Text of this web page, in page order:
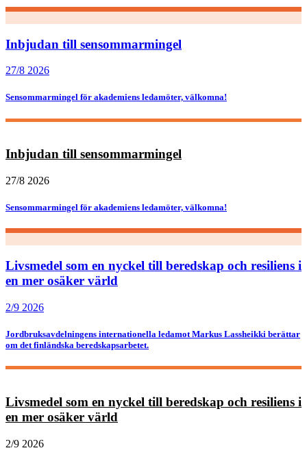
Inbjudan till sensommarmingel
27/8 2026
Sensommarmingel för akademiens ledamöter, välkomna!
Inbjudan till sensommarmingel
27/8 2026
Sensommarmingel för akademiens ledamöter, välkomna!
Livsmedel som en nyckel till beredskap och resiliens i
en mer osäker värld
2/9 2026
Jordbruksavdelningens internationella ledamot Markus Lassheikki berättar
om det finländska beredskapsarbetet.
Livsmedel som en nyckel till beredskap och resiliens i
en mer osäker värld
2/9 2026